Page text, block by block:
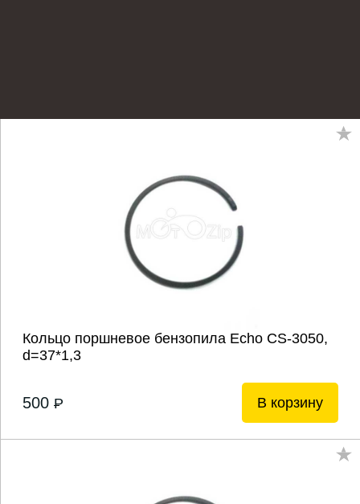
Кольцо поршневое бензопила Echo CS-3050,
d=37*1,3
500 P В корзину